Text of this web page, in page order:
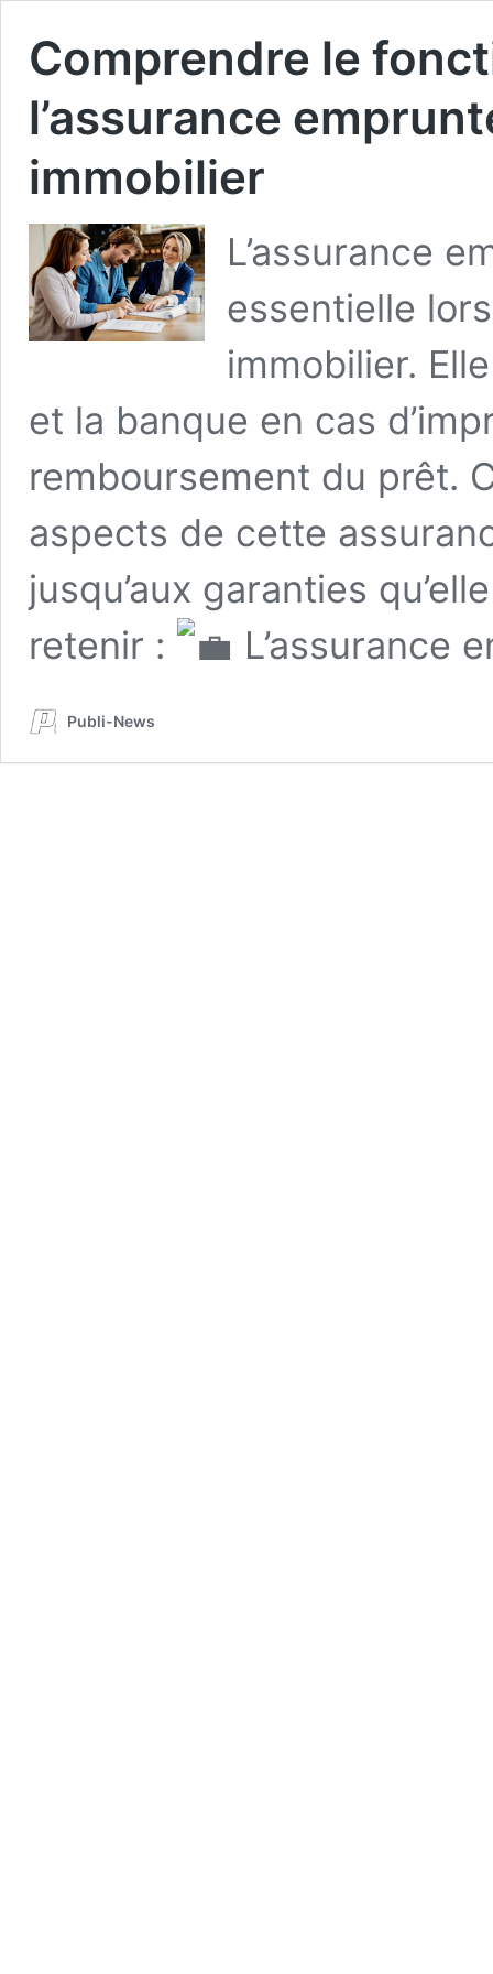
Comprendre le
l’assurance
immobilier
L’assurance
essentielle
immobilier.
et la banque en cas
remboursement du prêt.
aspects de cette
jusqu’aux garanties
retenir :
L’assurance
Publi-News